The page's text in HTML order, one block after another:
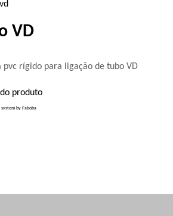
VD
pvc rígido para ligação de tubo VD
produto
by Faboba